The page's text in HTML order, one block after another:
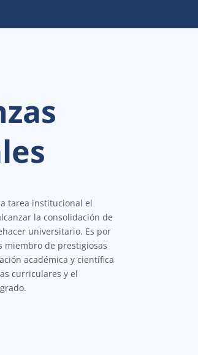
tarea institucional el
la consolidación de
universitario. Es por
miembro de prestigiosas
académica y científica
curriculares y el